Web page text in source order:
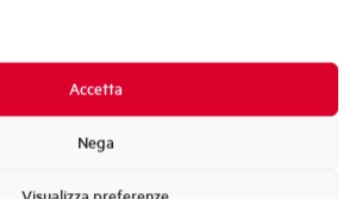
Accetta
Nega
e offerte
tecnica